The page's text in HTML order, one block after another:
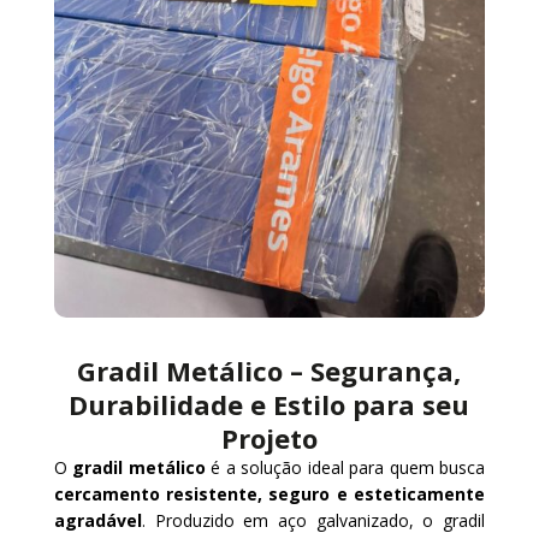
Gradil Metálico – Segurança,
Durabilidade e Estilo para seu
Projeto
O gradil metálico é a solução ideal para quem busca
cercamento resistente, seguro e esteticamente
agradável. Produzido em aço galvanizado, o gradil